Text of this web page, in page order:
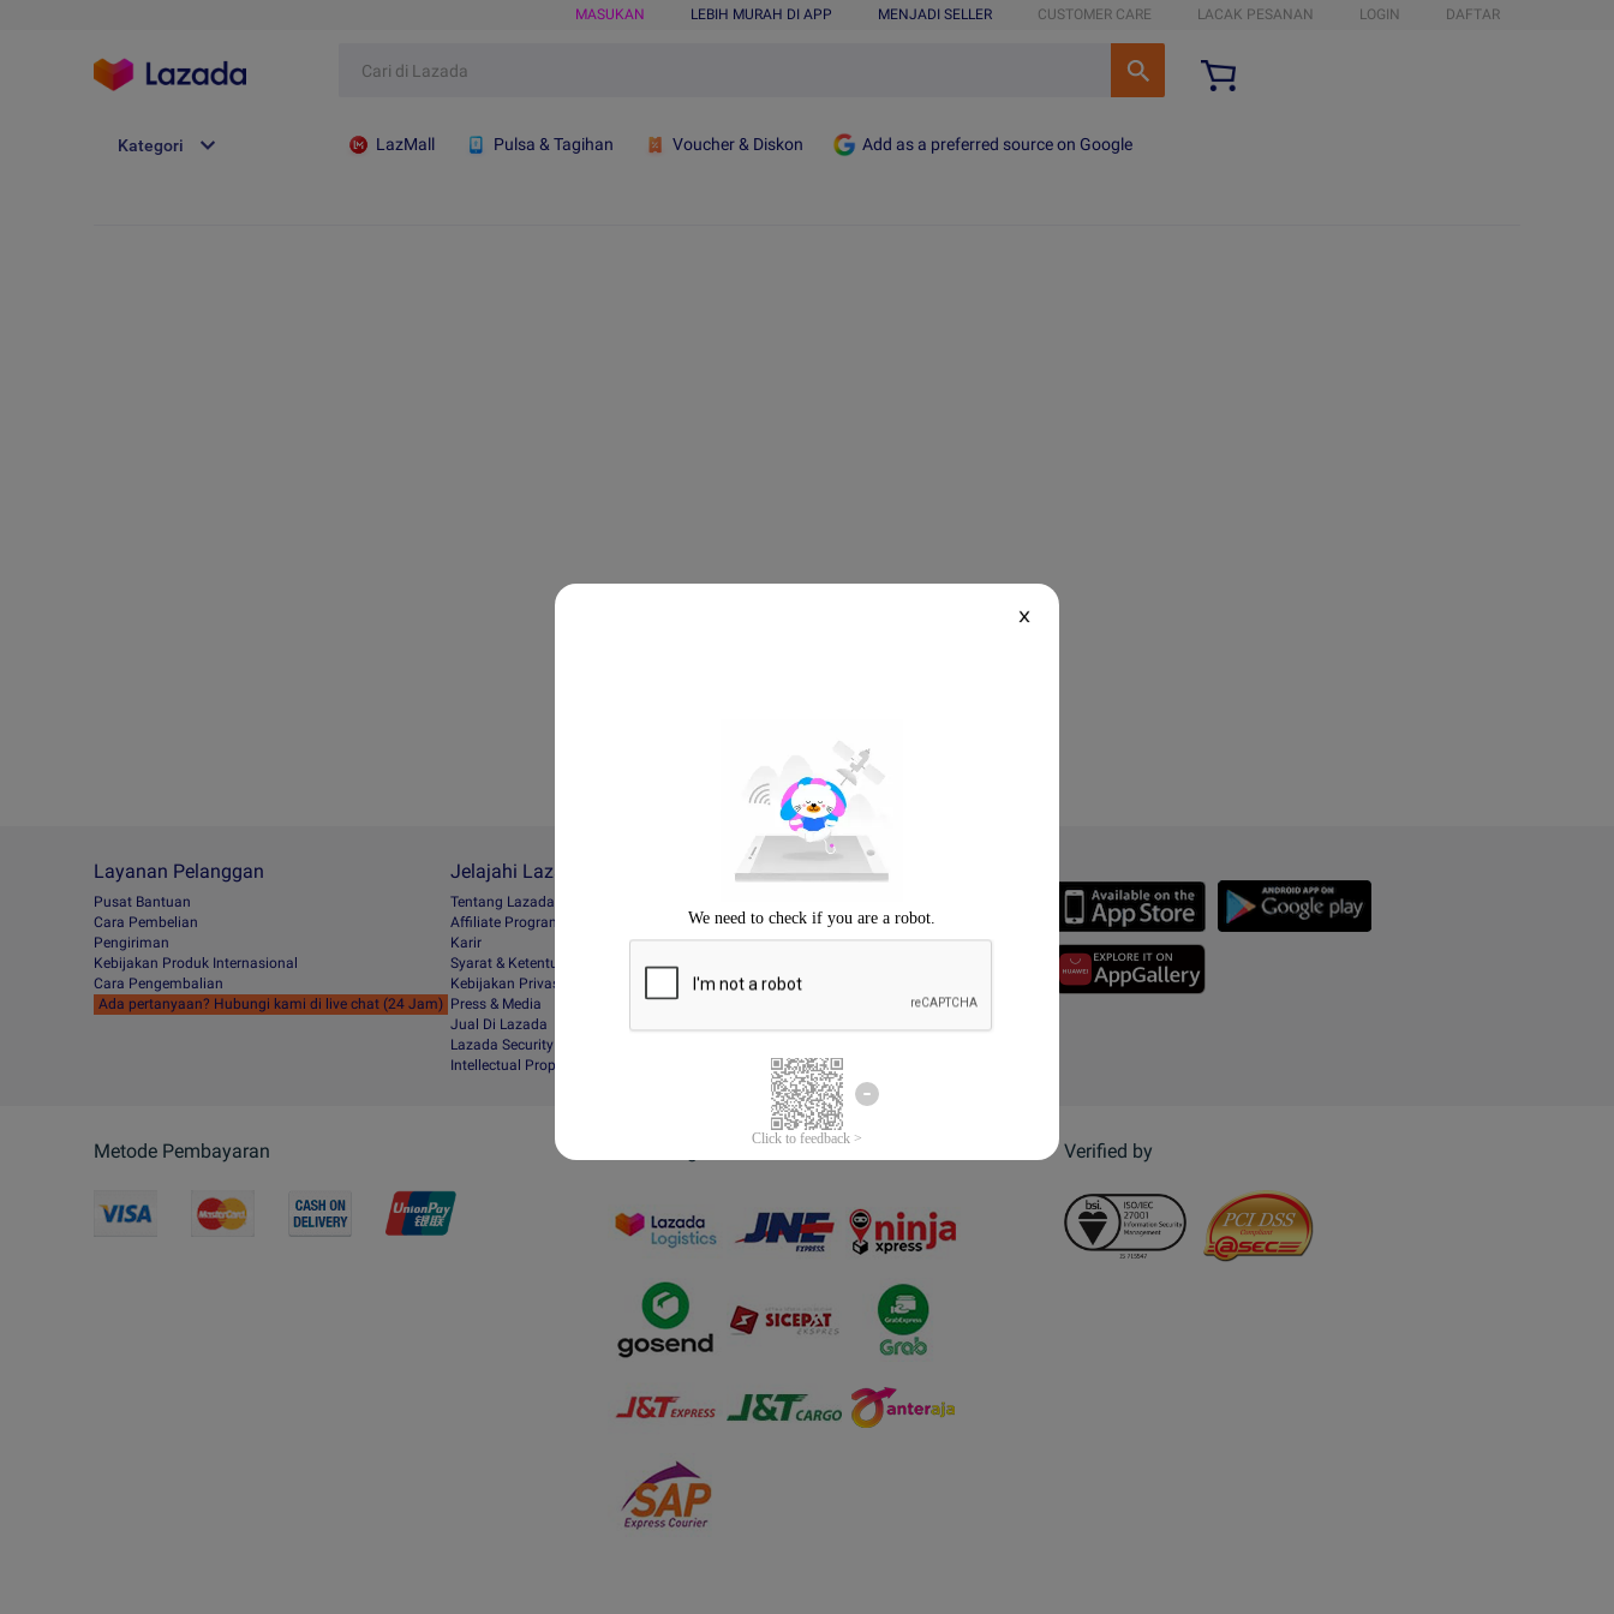
MASUKAN LEBIH MURAH DI APP MENJADI SELLER CUSTOMER CARE LACAK PESANAN LOGIN DAFTAR
Kategori LazMall Pulsa & Tagihan Voucher & Diskon Add as a preferred source on Google
Layanan Pelanggan
Pusat Bantuan
Cara Pembelian
Pengiriman
Kebijakan Produk Internasional
Cara Pengembalian
Ada pertanyaan? Hubungi kami di live chat (24 Jam)
Jelajahi Lazada
Tentang Lazada
Afﬁliate Program
Karir
Syarat & Ketentuan
Kebijakan Privasi
Press & Media
Jual Di Lazada
Lazada Security
Intellectual Property Protection
Download the App
Metode Pembayaran Verified by
X